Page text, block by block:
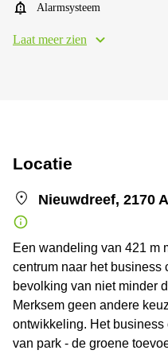
Alarmsysteem
Laat meer zien
Locatie
Nieuwdreef, 2170
Een wandeling van 421 m
centrum naar het business
bevolking van niet minder
Merksem geen andere
ontwikkeling. Het
van park - de groene